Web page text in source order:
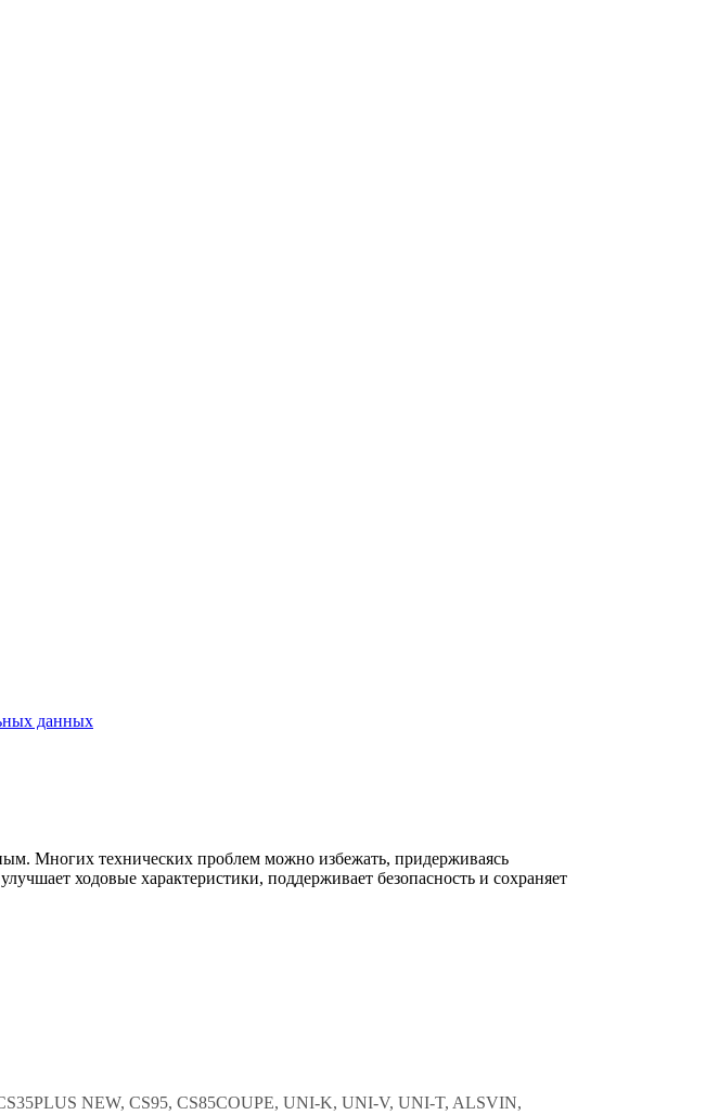
данных
Многих технических проблем можно избежать, придерживаясь
ходовые характеристики, поддерживает безопасность и сохраняет
NEW, CS95, CS85COUPE, UNI-K, UNI-V, UNI-T, ALSVIN,